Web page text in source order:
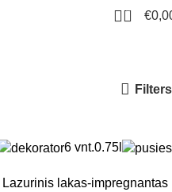
0 €
Filters
6 vnt.0.75l
Lazurinis lakas-impregnantas